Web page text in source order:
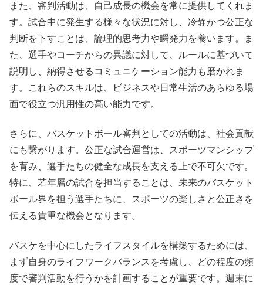
また、審判活動は、自己成長の機会を常に提供してくれま
す。試合中に発生する様々な状況に対し、冷静かつ公正な
判断を下すことは、論理的思考力や瞬発力を養います。ま
た、選手やコーチからの異議に対して、ルールに基づいて
説明し、納得させるコミュニケーション能力も磨かれま
す。これらのスキルは、ビジネスや日常生活のあらゆる場
面で役立つ汎用性の高い能力です。
さらに、バスケットボール審判としての活動は、社会貢献
にも繋がります。公正な試合運営は、スポーツマンシップ
を育み、選手たちの健全な成長を支える上で不可欠です。
特に、若年層の試合を担当することは、未来のバスケット
ボール界を担う選手たちに、スポーツの楽しさと公正さを
伝える貴重な機会となります。
バスケを中心にしたライフスタイルを構築するためには、
まず自身のライフワークバランスを考慮し、どの程度の頻
度で審判活動を行うかを計画することが重要です。週末に